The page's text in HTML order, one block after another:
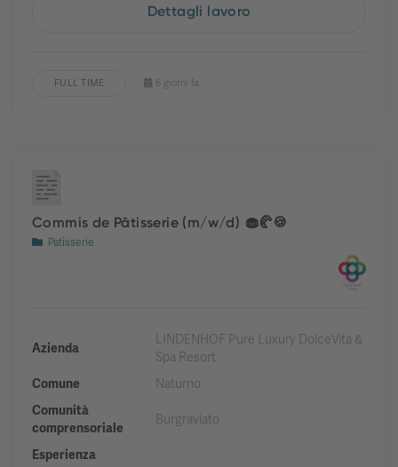
Dettagli lavoro
FULL TIME 6 giorni fa
Commis de Pâtisserie (m/w/d) 🧁🥐🍪
Patisserie
Azienda
LINDENHOF Pure Luxury DolceVita &
Spa Resort
Comune
Naturno
Comunità
comprensoriale
Burgraviato
Esperienza